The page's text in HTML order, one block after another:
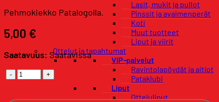
Lasit, mukit ja pullot
Pinssit ja avaimenperät
Koti
Muut tuotteet
Liput ja viirit
Ottelut ja tapahtumat
VIP-palvelut
Ravintolapöydät ja aitiot
Pataklubi
Liput
Otteluliput
Pehmokiekko Patalogolla.
5,00 €
Saatavuus: Saatavissa
Pehmokiekko